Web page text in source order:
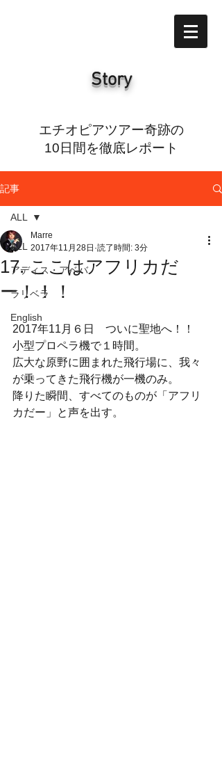
Story
エチオピアツアー奇跡の
10日間を徹底レポート
記事
ALL
アディス・アベバ
ラリベラ
English
ALL
17. ここはアフリカだ
ー！！！
Marre
2017年11月28日 読了時間: 3分
2017年11月６日　ついに聖地へ！！
小型プロペラ機で１時間。
広大な原野に囲まれた飛行場に、我々
が乗ってきた飛行機が一機のみ。
降りた瞬間、すべてのものが「アフリ
カだー」と声を出す。